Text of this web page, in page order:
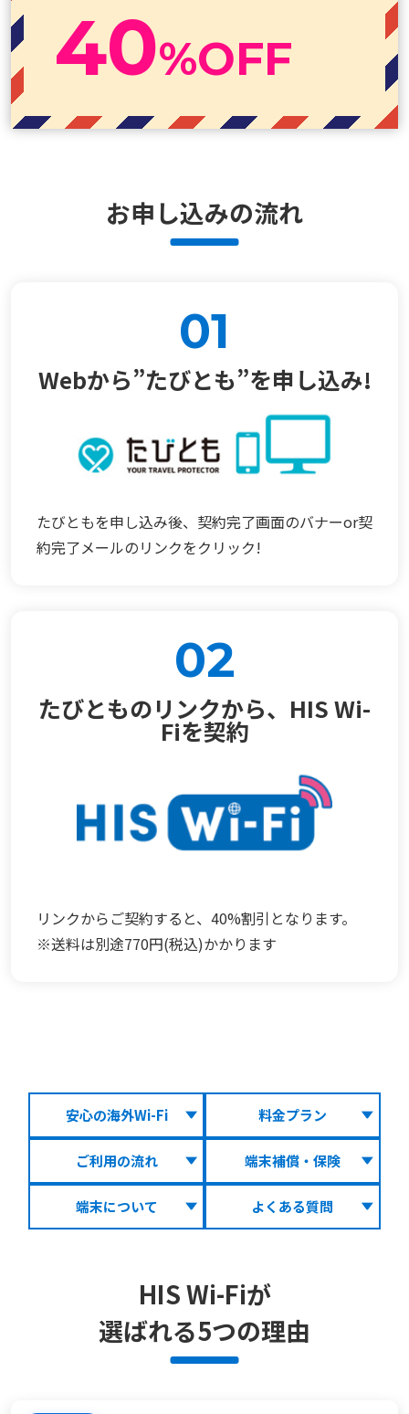
40%OFF
お申し込みの流れ
01
Webから”たびとも”を申し込み!
たびともを申し込み後、契約完了画面のバナーor契
約完了メールのリンクをクリック!
02
たびとものリンクから、HIS Wi-
Fiを契約
リンクからご契約すると、40%割引となります。
※送料は別途770円(税込)かかります
安心の海外Wi-Fi 料金プラン
ご利用の流れ 端末補償・保険
端末について よくある質問
HIS Wi-Fiが
選ばれる5つの理由